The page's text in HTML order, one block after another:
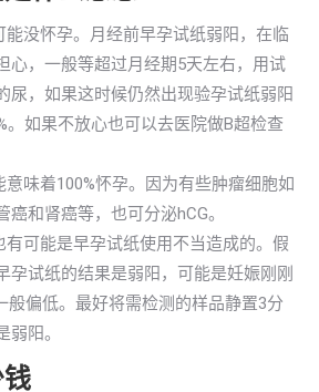
能没怀孕。月经前早孕试纸弱阳，在临
心，一般等超过月经期5天左右，用试
尿，如果这时候仍然出现验孕试纸弱阳
。如果不放心也可以去医院做B超检查
味着100%怀孕。因为有些肿瘤细胞如
和肾癌等，也可分泌hCG。
有可能是早孕试纸使用不当造成的。假
孕试纸的结果是弱阳，可能是妊娠刚刚
般偏低。最好将需检测的样品静置3分
阳。